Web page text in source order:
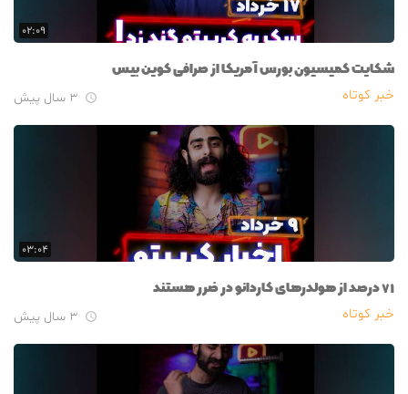
۰۲:۰۹
شکایت کمیسیون بورس آمریکا از صرافی کوین بیس
خبر کوتاه ۳ سال پیش 
۰۳:۰۴
۷۱ درصد از هولدرهای کاردانو در ضرر هستند
خبر کوتاه ۳ سال پیش 